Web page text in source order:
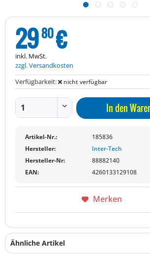
2980€
inkl. MwSt.
zzgl. Versandkosten
Verfügbarkeit:
nicht verfügbar
In den
Artikel-Nr.:
185836
Hersteller:
Inter-Tech
Hersteller-Nr:
88882140
EAN:
4260133129108
Merken
Ähnliche Artikel